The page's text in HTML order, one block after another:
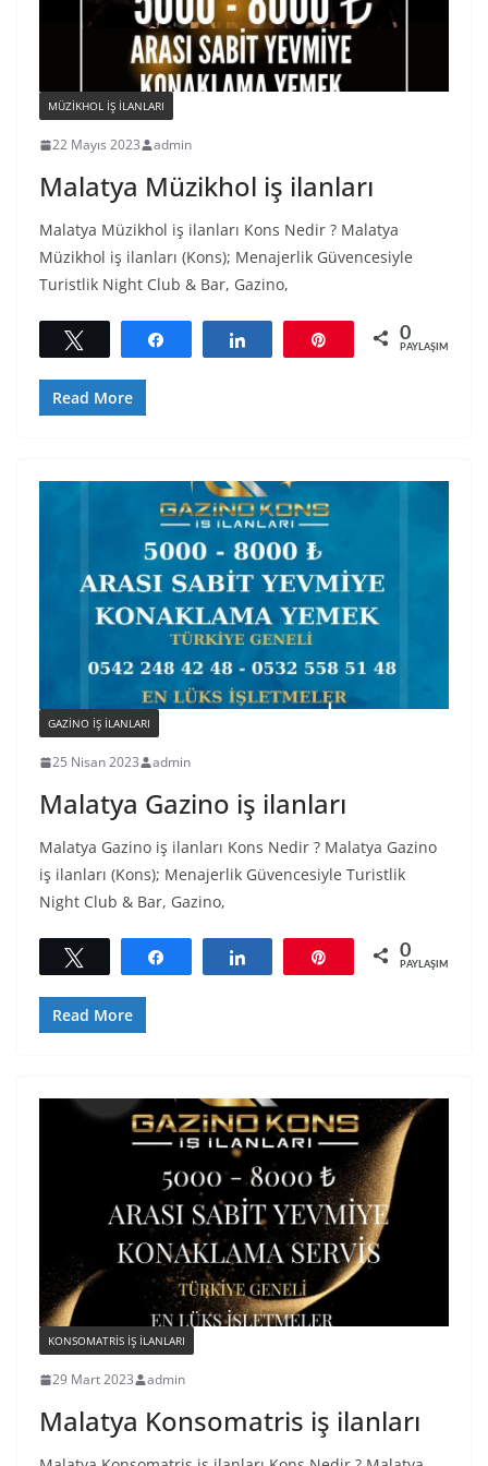
MÜZIKHOL IŞ ILANLARI
22 Mayıs 2023 admin
Malatya Müzikhol iş ilanları
Malatya Müzikhol iş ilanları Kons Nedir ? Malatya
Müzikhol iş ilanları (Kons); Menajerlik Güvencesiyle
Turistlik Night Club & Bar, Gazino,
Tweetle 0
PAYLAŞIMLAR
Read More
GAZINO IŞ ILANLARI
25 Nisan 2023 admin
Malatya Gazino iş ilanları
Malatya Gazino iş ilanları Kons Nedir ? Malatya Gazino
iş ilanları (Kons); Menajerlik Güvencesiyle Turistlik
Night Club & Bar, Gazino,
Tweetle 0
PAYLAŞIMLAR
Read More
KONSOMATRIS IŞ ILANLARI
29 Mart 2023 admin
Malatya Konsomatris iş ilanları